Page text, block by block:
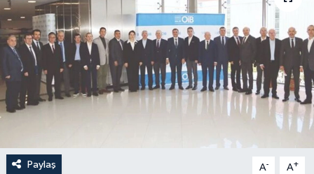
Paylaş A- A+